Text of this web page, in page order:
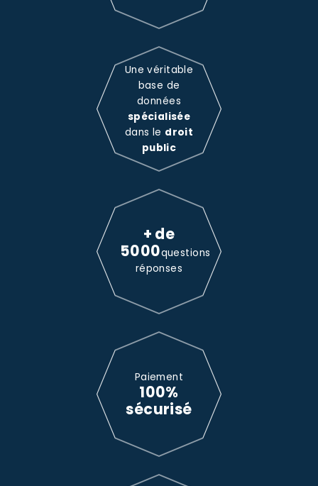
Une véritable
base de
données
spécialisée
dans le droit
public
+ de
5000questions
réponses
Paiement
100%
sécurisé